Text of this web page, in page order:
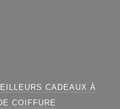
CADEAUX À
COIFFURE